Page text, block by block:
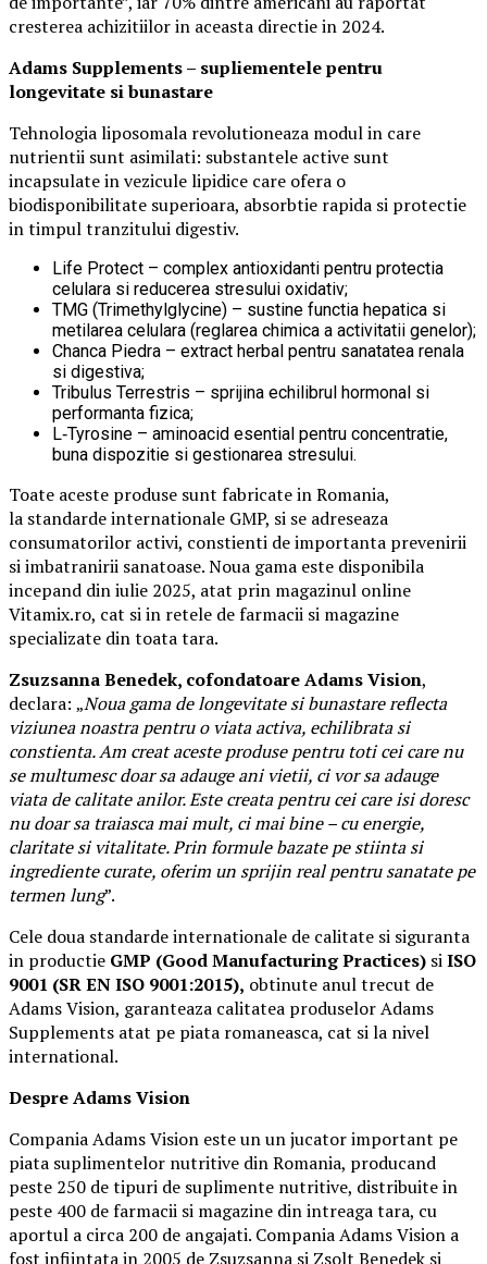
cresterea achizitiilor in aceasta directie in 2024.
Adams Supplements – supliementelepentru
longevitate si bunastare
Tehnologia liposomala revolutioneaza modul in care
nutrientii sunt asimilati: substantele active sunt
incapsulate in vezicule lipidice care ofera o
biodisponibilitate superioara, absorbtie rapida si protectie
in timpul tranzitului digestiv.
Life Protect – complex antioxidanti pentru protectia
celulara si reducerea stresului oxidativ;
TMG (Trimethylglycine) – sustine functia hepatica si
metilarea celulara (reglarea chimica a activitatii genelor);
Chanca Piedra – extract herbal pentru sanatatea renala
si digestiva;
Tribulus Terrestris – sprijina echilibrul hormonal si
performanta fizica;
L‑Tyrosine – aminoacid esential pentru concentratie,
buna dispozitie si gestionarea stresului.
Toate aceste produse sunt fabricate in Romania,
la standarde internationale GMP, si se adreseaza
consumatorilor activi, constienti de importanta prevenirii
si imbatranirii sanatoase. Noua gama este disponibila
incepand din iulie 2025, atat prin magazinul online
Vitamix.ro, cat si in retele de farmacii si magazine
specializate din toata tara.
Zsuzsanna Benedek, cofondatoare Adams Vision,
declara: „Noua gama de longevitate si bunastare reflecta
viziunea noastra pentru o viata activa, echilibrata si
constienta. Am creat aceste produse pentru toti cei care nu
se multumesc doar sa adauge ani vietii, ci vor sa adauge
viata de calitate anilor. Este creata pentru cei care isi doresc
nu doar sa traiasca mai mult, ci mai bine – cu energie,
claritate si vitalitate. Prin formule bazate pe stiinta si
ingrediente curate, oferim un sprijin real pentru sanatate pe
termen lung”.
Cele doua standarde internationale de calitate si siguranta
in productie GMP (Good Manufacturing Practices) siISO
9001 (SR EN ISO 9001:2015), obtinute anul trecut de
Adams Vision, garanteaza calitatea produselor Adams
Supplements atat pe piata romaneasca, cat si la nivel
international.
Despre Adams Vision
Compania Adams Vision este un un jucator important pe
piata suplimentelor nutritive din Romania, producand
peste 250 de tipuri de suplimente nutritive, distribuite in
peste 400 de farmacii si magazine din intreaga tara, cu
aportul a circa 200 de angajati. Compania Adams Vision a
fost infiintata in 2005 de Zsuzsanna si Zsolt Benedek si